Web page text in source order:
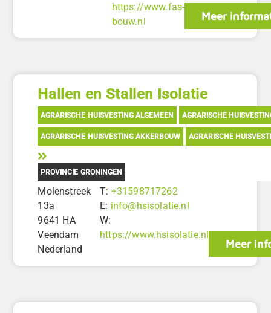
https://www.fas-
bouw.nl
Meer
Hallen en Stallen Isolatie
AGRARISCHE HUISVESTING ALGEMEEN AGRARISCHE
AGRARISCHE HUISVESTING AKKERBOUW AGRARISCHE
PROVINCIE GRONINGEN
Molenstreek
13a
9641 HA
Veendam
Nederland
T: +31598717262
E: info@hsisolatie.nl
W:
https://www.hsisolatie.nl
Meer